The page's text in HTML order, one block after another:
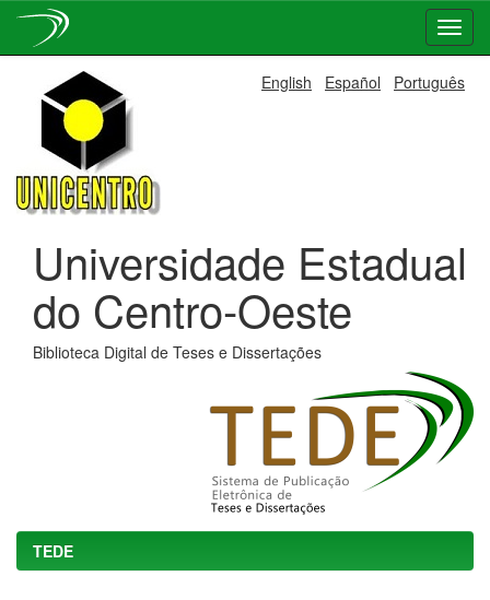
navigation
English Español Português
Universidade Estadual
do Centro-Oeste
Biblioteca Digital de Teses e Dissertações
TEDE